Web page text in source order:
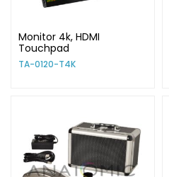
Monitor 4k, HDMI
Touchpad
TA-0120-T4K